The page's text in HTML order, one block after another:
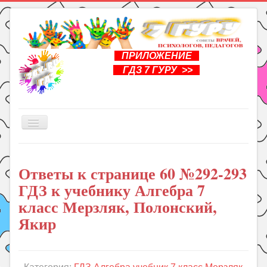
ПРИЛОЖЕНИЕ
ГДЗ 7 ГУРУ >>
Включить/
Книги
Рукоделие
Подготовка к школе
Уроки
Ответы к странице 60 №292-293
ГДЗ к учебнику Алгебра 7
класс Мерзляк, Полонский,
Якир